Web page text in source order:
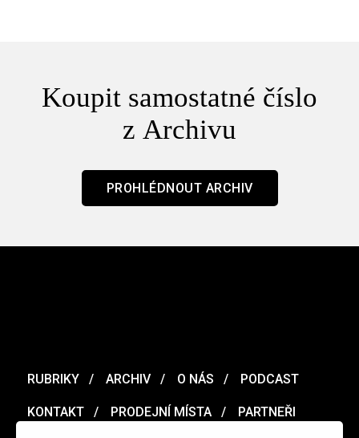
Koupit samostatné číslo
z Archivu
PROHLÉDNOUT ARCHIV
RUBRIKY ARCHIV O NÁS PODCAST
KONTAKT PRODEJNÍ MÍSTA PARTNEŘI